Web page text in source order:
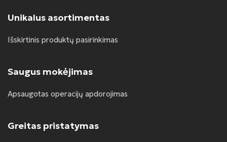
Unikalus asortimentas
Išskirtinis produktų pasirinkimas
Saugus mokėjimas
Apsaugotas operacijų apdorojimas
Greitas pristatymas